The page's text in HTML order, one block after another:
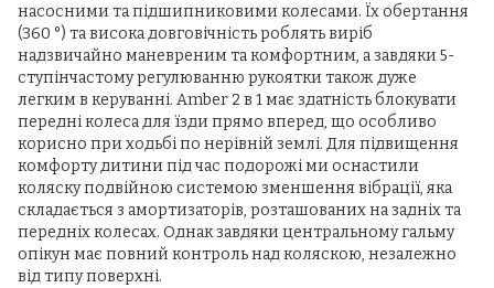
насосними та підшипниковими колесами. Їх обертання
(360 °) та висока довговічність роблять виріб
надзвичайно маневреним та комфортним, а завдяки 5-
ступінчастому регулюванню рукоятки також дуже
легким в керуванні. Amber 2 в 1 має здатність блокувати
передні колеса для їзди прямо вперед, що особливо
корисно при ходьбі по нерівній землі. Для підвищення
комфорту дитини під час подорожі ми оснастили
коляску подвійною системою зменшення вібрації, яка
складається з амортизаторів, розташованих на задніх та
передніх колесах. Однак завдяки центральному гальму
опікун має повний контроль над коляскою, незалежно
від типу поверхні.